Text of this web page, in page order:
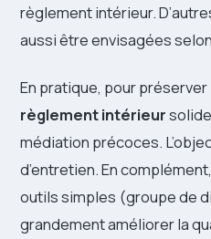
règlement intérieur.
aussi être envisagées
En pratique, pour
règlement intérieur
médiation précoces.
d’entretien. En
outils simples (groupe de
grandement améliorer la